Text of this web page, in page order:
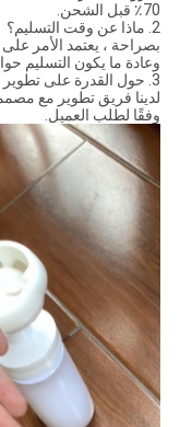
70٪ قبل الشحن.
2. ماذا عن وقت التسليم؟
بصراحة ، يعتمد الأمر
وعادة ما يكون التسليم حوالي 15-25
3. حول القدرة على تطوير منتج جديد؟
لدينا فريق تطوير مع
وفقًا لطلب العميل.